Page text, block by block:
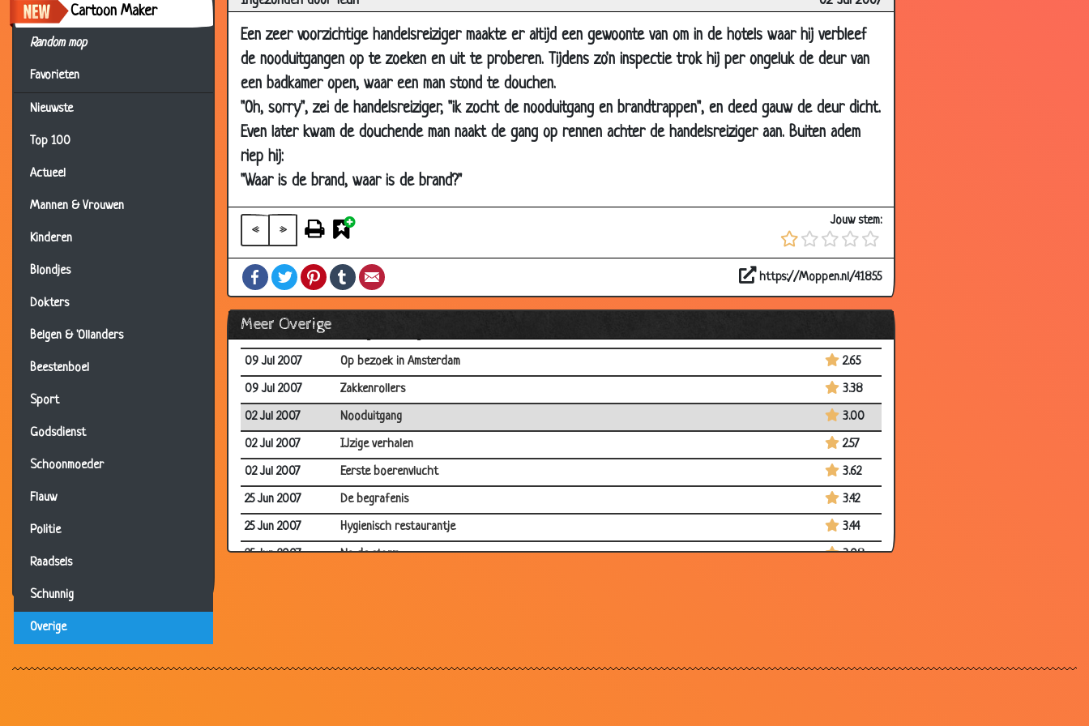
Cartoon Maker
Random mop
Favorieten
Nieuwste
Top 100
Actueel
Mannen & Vrouwen
Kinderen
Blondjes
Dokters
Belgen & 'Ollanders
Beestenboel
Sport
Godsdienst
Schoonmoeder
Flauw
Politie
Raadsels
Schunnig
Overige
Een zeer voorzichtige handelsreiziger maakte er altijd een gewoonte van om in de hotels waar hij verbleef
de nooduitgangen op te zoeken en uit te proberen. Tijdens zo'n inspectie trok hij per ongeluk de deur van
een badkamer open, waar een man stond te douchen.
"Oh, sorry", zei de handelsreiziger, "ik zocht de nooduitgang en brandtrappen", en deed gauw de deur dicht.
Even later kwam de douchende man naakt de gang op rennen achter de handelsreiziger aan. Buiten adem
riep hij:
"Waar is de brand, waar is de brand?"
« »
Jouw stem:
FacebookTwitterPinterestTumblr https://Moppen.nl/41855
Meer Overige
26 Jul 2007
Z'n baas gered
2.70
26 Jul 2007
De drenkeling
3.59
26 Jul 2007
Wat heb ik in mijn hand
3.35
26 Jul 2007
Computer leek
26 Jul 2007
Flitser
3.00
26 Jul 2007
De keuring
3.45
23 Jul 2007
Op tijd komen
22 Jul 2007
De kat of de marktplaats
3.74
16 Jul 2007
De geest in de fles
3.55
09 Jul 2007
Speciale scheer techniek
3.54
09 Jul 2007
Op bezoek in Amsterdam
2.65
09 Jul 2007
Zakkenrollers
3.38
02 Jul 2007
Nooduitgang
3.00
02 Jul 2007
IJzige verhalen
2.57
02 Jul 2007
Eerste boerenvlucht
3.62
25 Jun 2007
De begrafenis
3.42
25 Jun 2007
Hygienisch restaurantje
3.44
25 Jun 2007
Na de storm
3.08
18 Jun 2007
Op die leeftijd nog
3.49